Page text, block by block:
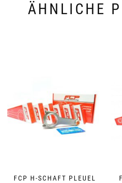
ÄHNLICHE
FCP H-SCHAFT PLEUEL